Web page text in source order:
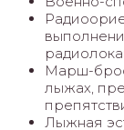
Марш-
лыжах,
Лыжная